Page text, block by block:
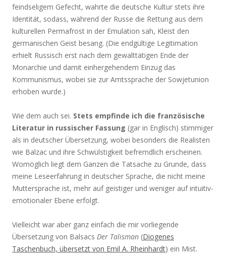
feindseligem Gefecht, wahrte die deutsche Kultur stets ihre
Identität, sodass, während der Russe die Rettung aus dem
kulturellen Permafrost in der Emulation sah, Kleist den
germanischen Geist besang. (Die endgültige Legitimation
erhielt Russisch erst nach dem gewalttätigen Ende der
Monarchie und damit einhergehendem Einzug das
Kommunismus, wobei sie zur Amtssprache der Sowjetunion
erhoben wurde.)
Wie dem auch sei. Stets empfinde ich die französische
Literatur in russischer Fassung (gar in Englisch) stimmiger
als in deutscher Übersetzung, wobei besonders die Realisten
wie Balzac und ihre Schwülstigkeit befremdlich erscheinen.
Womöglich liegt dem Ganzen die Tatsache zu Grunde, dass
meine Leseerfahrung in deutscher Sprache, die nicht meine
Muttersprache ist, mehr auf geistiger und weniger auf intuitiv-
emotionaler Ebene erfolgt.
Vielleicht war aber ganz einfach die mir vorliegende
Übersetzung von Balsacs Der Talisman (Diogenes
Taschenbuch, übersetzt von Emil A. Rheinhardt) ein Mist.